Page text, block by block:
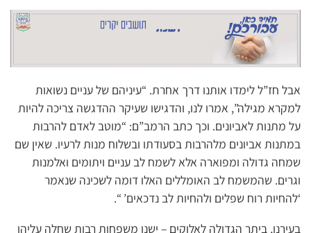
אבל חז”ל לימדו אותנו דרך אחרת. “עיניהם של עניים נשואות
למקרא מגילה”, אמרו לנו, והדגישו שעיקר ההדגשה צריכה להיות
על מתנות לאביונים. וכך כתב הרמב”ם: “מוטב לאדם להרבות
במתנות אביונים מלהרבות בסעודתו ובשלוח מנות לרעיו. שאין שם
שמחה גדולה ומפוארה אלא לשמח לב עניים ויתומים ואלמנות
וגרים. שהמשמח לב האומללים האלו דומה לשכינה שנאמר
‘להחיות רוח שפלים ולהחיות לב נדכאים’ “.
בעירנו, ביתר הגדולה לאלוקים – ישנן משפחות רבות שחלה עליהן